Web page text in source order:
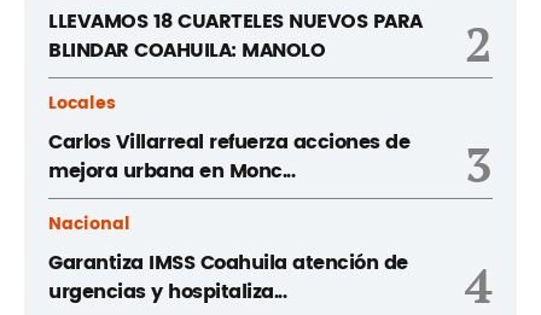
LLEVAMOS 18 CUARTELES NUEVOS PARA
BLINDAR COAHUILA: MANOLO
2
Locales
Carlos Villarreal refuerza acciones de
mejora urbana en Monc...
3
Nacional
Garantiza IMSS Coahuila atención de
urgencias y hospitaliza...
4